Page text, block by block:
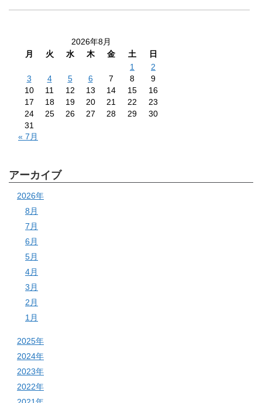
2026年8月
月
火 水 木 金 土
日
1
2
3
4 5 6 7 8
9
10
11 12 13 14 15
16
17
18 19 20 21 22
23
24
25 26 27 28 29
30
31
« 7月
アーカイブ
2026年
8月
7月
6月
5月
4月
3月
2月
1月
2025年
2024年
2023年
2022年